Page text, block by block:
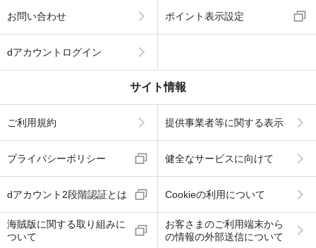
お問い合わせ ポイント表示設定
dアカウントログイン
サイト情報
ご利用規約 提供事業者等に関する表示
プライバシーポリシー 健全なサービスに向けて
dアカウント2段階認証とは Cookieの利用について
海賊版に関する取り組みに
ついて
お客さまのご利用端末から
の情報の外部送信について